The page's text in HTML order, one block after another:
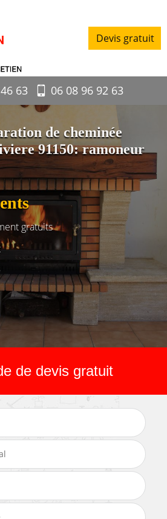
Devis gratuit
63 06 08 96 92 63
de cheminée
91150: ramoneur
gratuits
de devis gratuit